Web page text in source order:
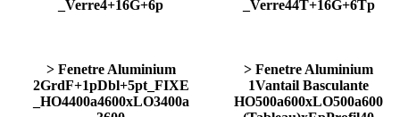
_Verre4+16G+6p
_Verre44T+16G+6Tp
> Fenetre Aluminium
2GrdF+1pDbl+5pt_FIXE
_HO4400a4600xLO3400a
> Fenetre Aluminium
1Vantail Basculante
HO500a600xLO500a600